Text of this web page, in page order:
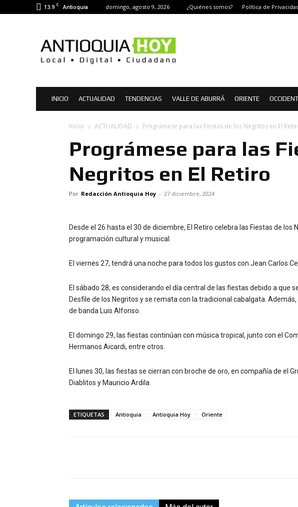
13.9 C Antioquia domingo, agosto 9, 2026 ¿Quiénes somos? Política de
Hoy
|
Noticias
Antioquia
INICIO ACTUALIDAD TENDENCIAS VALLE DE ABURRÁ ORIENTE
Inicio ACTUALIDAD Prográmese para las Fiestas de los Negritos en El
Prográmese para las
Negritos en El Retiro
Por Redacción Antioquia Hoy - 27 diciembre, 2024
Desde el 26 hasta el 30 de diciembre, El Retiro celebra las Fiestas de los
programación cultural y musical.
El viernes 27, tendrá una noche para todos los gustos con Jean Carlos
El sábado 28, es considerando el día central de las fiestas debido a que
Desfile de los Negritos y se remata con la tradicional cabalgata.
de banda Luis Alfonso.
El domingo 29, las fiestas continúan con música tropical, junto con el
Hermanos Aicardi, entre otros.
El lunes 30, las fiestas se cierran con broche de oro, en compañía de el
Diablitos y Mauricio Ardila.
ETIQUETAS Antioquia Antioquia Hoy Oriente